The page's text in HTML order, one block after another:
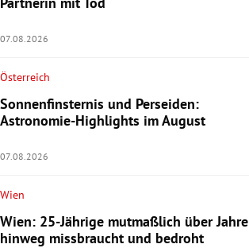
07.08.2026
Österreich
Sonnenfinsternis und Perseiden:
Astronomie-Highlights im August
07.08.2026
Wien
Wien: 25-Jährige mutmaßlich über Jahre
hinweg missbraucht und bedroht